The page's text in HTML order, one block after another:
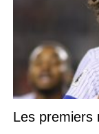
Les premiers